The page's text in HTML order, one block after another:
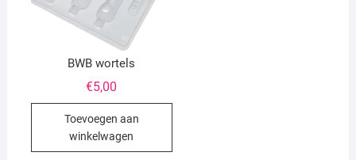
BWB wortels
€5,00
Toevoegen aan
winkelwagen